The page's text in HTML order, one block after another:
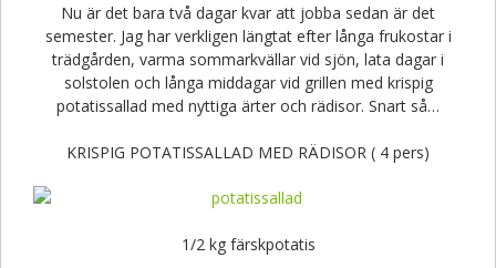
Nu är det bara två dagar kvar att jobba sedan är det
semester. Jag har verkligen längtat efter långa frukostar i
trädgården, varma sommarkvällar vid sjön, lata dagar i
solstolen och långa middagar vid grillen med krispig
potatissallad med nyttiga ärter och rädisor. Snart så…
KRISPIG POTATISSALLAD MED RÄDISOR ( 4 pers)
1/2 kg färskpotatis